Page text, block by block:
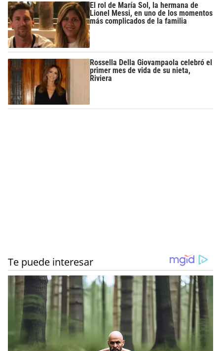
El rol de María Sol, la hermana de
Lionel Messi, en uno de los momentos
más complicados de la familia
Rossella Della Giovampaola celebró el
primer mes de vida de su nieta,
Riviera